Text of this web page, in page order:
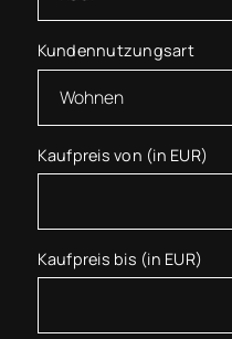
Kundennutzungsart
Kaufpreis von (in EUR)
Kaufpreis bis (in EUR)